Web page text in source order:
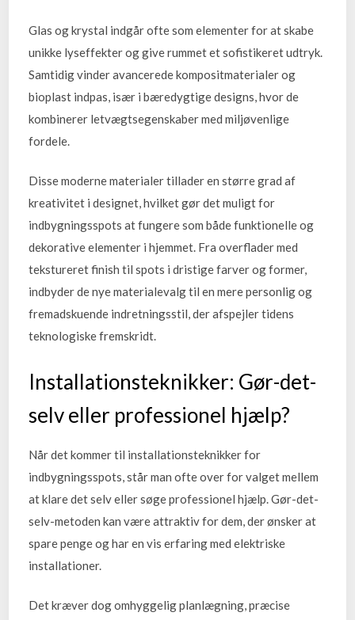
Glas og krystal indgår ofte som elementer for at skabe
unikke lyseffekter og give rummet et sofistikeret udtryk.
Samtidig vinder avancerede kompositmaterialer og
bioplast indpas, især i bæredygtige designs, hvor de
kombinerer letvægtsegenskaber med miljøvenlige
fordele.
Disse moderne materialer tillader en større grad af
kreativitet i designet, hvilket gør det muligt for
indbygningsspots at fungere som både funktionelle og
dekorative elementer i hjemmet. Fra overflader med
tekstureret finish til spots i dristige farver og former,
indbyder de nye materialevalg til en mere personlig og
fremadskuende indretningsstil, der afspejler tidens
teknologiske fremskridt.
Installationsteknikker: Gør-det-
selv eller professionel hjælp?
Når det kommer til installationsteknikker for
indbygningsspots, står man ofte over for valget mellem
at klare det selv eller søge professionel hjælp. Gør-det-
selv-metoden kan være attraktiv for dem, der ønsker at
spare penge og har en vis erfaring med elektriske
installationer.
Det kræver dog omhyggelig planlægning, præcise